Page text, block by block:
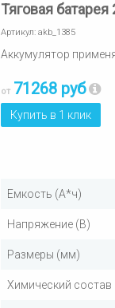
Тяговая
Артикул: akb_1385
Аккумулятор
от 71268 руб
Купить в 1 клик
Емкость (А*ч)
Напряжение (В)
Размеры (мм)
Химический состав